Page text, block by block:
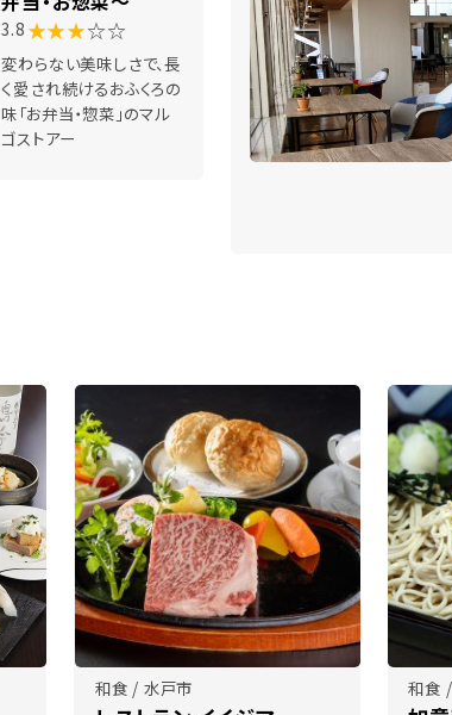
3.8 ★★★☆☆
変わらない美味しさで、長
く愛され続けるおふくろの
味「お弁当・惣菜」のマル
ゴストアー
和食 / 水戸市 和食